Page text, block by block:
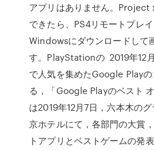
アプリはありません。Project
できたら、PS4リモートプレ
Windowsにダウンロードして
す。PlayStationの 2019年12
で人気を集めたGoogle Play
る，「Google Playのベスト
は2019年12月7日，六本木の
京ホテルにて，各部門の大賞
トアプリとベストゲームの発